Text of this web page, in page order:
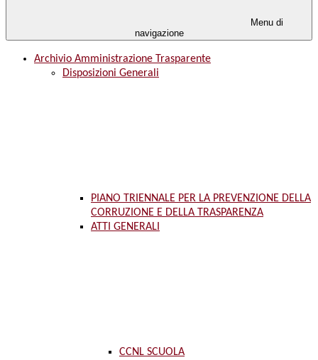
Menu di
navigazione
Archivio Amministrazione Trasparente
Disposizioni Generali
PIANO TRIENNALE PER LA PREVENZIONE DELLA
CORRUZIONE E DELLA TRASPARENZA
ATTI GENERALI
CCNL SCUOLA